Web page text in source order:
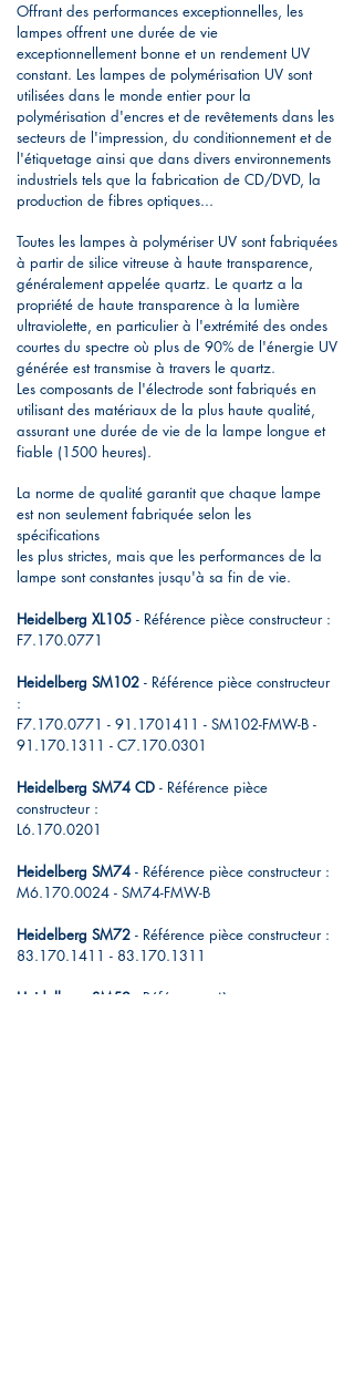
Offrant des performances exceptionnelles, les
lampes offrent une durée de vie
exceptionnellement bonne et un rendement UV
constant. Les lampes de polymérisation UV sont
utilisées dans le monde entier pour la
polymérisation d'encres et de revêtements dans les
secteurs de l'impression, du conditionnement et de
l'étiquetage ainsi que dans divers environnements
industriels tels que la fabrication de CD/DVD, la
production de fibres optiques...
Toutes les lampes à polymériser UV sont fabriquées
à partir de silice vitreuse à haute transparence,
généralement appelée quartz. Le quartz a la
propriété de haute transparence à la lumière
ultraviolette, en particulier à l'extrémité des ondes
courtes du spectre où plus de 90% de l'énergie UV
générée est transmise à travers le quartz.
Les composants de l'électrode sont fabriqués en
utilisant des matériaux de la plus haute qualité,
assurant une durée de vie de la lampe longue et
fiable (1500 heures).
La norme de qualité garantit que chaque lampe
est non seulement fabriquée selon les
spécifications
les plus strictes, mais que les performances de la
lampe sont constantes jusqu'à sa fin de vie.
Heidelberg XL105 - Référence pièce constructeur :
F7.170.0771
Heidelberg SM102 - Référence pièce constructeur
:
F7.170.0771 - 91.1701411 - SM102-FMW-B -
91.170.1311 - C7.170.0301
Heidelberg SM74 CD - Référence pièce
constructeur :
L6.170.0201
Heidelberg SM74 - Référence pièce constructeur :
M6.170.0024 - SM74-FMW-B
Heidelberg SM72 - Référence pièce constructeur :
83.170.1411 - 83.170.1311
Heidelberg SM52 - Référence pièce constructeur :